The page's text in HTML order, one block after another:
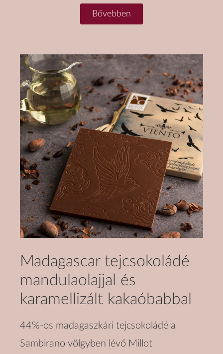
Bővebben
Madagascar tejcsokoládé
mandulaolajjal és
karamellizált kakaóbabbal
44%-os madagaszkári tejcsokoládé a
Sambirano völgyben lévő Millot